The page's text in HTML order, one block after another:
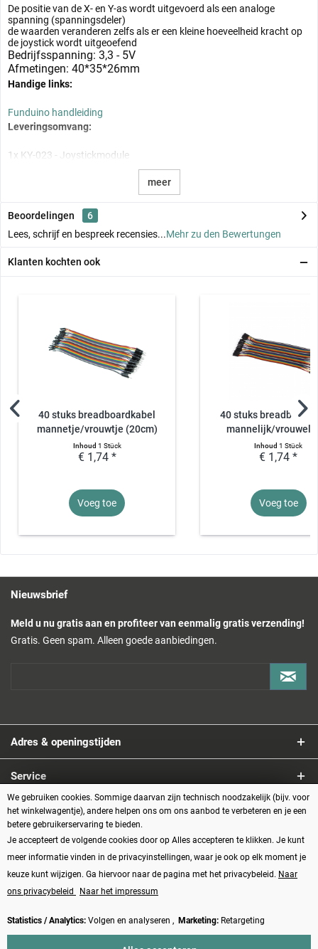
De positie van de X- en Y-as wordt uitgevoerd als een analoge
spanning (spanningsdeler)
de waarden veranderen zelfs als er een kleine hoeveelheid kracht op
de joystick wordt uitgeoefend
Bedrijfsspanning: 3,3 - 5V
Afmetingen: 40*35*26mm
Handige links:
Funduino handleiding
Leveringsomvang:
1x KY-023 - Joystickmodule
meer
Beoordelingen
6
Lees, schrijf en bespreek recensies...Mehr zu den Bewertungen
Klanten kochten ook
40 stuks breadboardkabel
mannetje/vrouwtje (20cm)
Inhoud 1 Stück
€ 1,74 *
Voeg toe
40 stuks
mannelijk/
Inhoud1 Stück
€ 1,74 *
Voeg toe
Nieuwsbrief
Meld u nu gratis aan en profiteer van eenmalig gratis verzending!
Gratis. Geen spam. Alleen goede aanbiedingen.
Adres & openingstijden
Service
Informatie
Betaalmethoden
We gebruiken cookies. Sommige daarvan zijn technisch noodzakelijk (bijv. voor
het winkelwagentje), andere helpen ons om ons aanbod te verbeteren en je een
betere gebruikerservaring te bieden.
Je accepteert de volgende cookies door op Alles accepteren te klikken. Je kunt
meer informatie vinden in de privacyinstellingen, waar je ook op elk moment je
keuze kunt wijzigen. Ga hiervoor naar de pagina met het privacybeleid. Naar
ons privacybeleid
Naar het impressum
Statistics / Analytics: Volgen en analyseren , Marketing: Retargeting